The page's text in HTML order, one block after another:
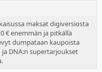
maksat digiversiosta
€ enemmän ja pitkällä
dumpataan kaupoista
DNA:n supertarjoukset